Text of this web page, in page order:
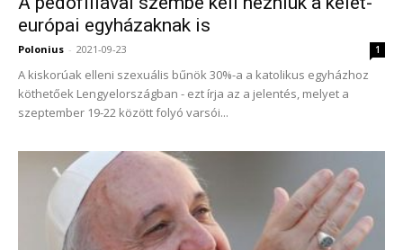
európai egyházaknak is
Polonius - 2021-09-23 1
A kiskorúak elleni szexuális bűnök 30%-a a katolikus egyházhoz
köthetőek Lengyelországban - ezt írja az a jelentés, melyet a
szeptember 19-22 között folyó varsói...